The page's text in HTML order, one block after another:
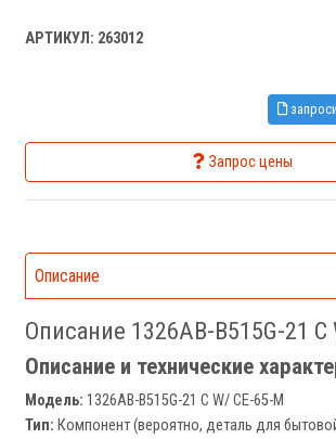
АРТИКУЛ: 263012
Запрос цены
Описание
Описание 1326AB-B515G-21 C
Описание и технические
Модель: 1326AB-B515G-21 C W/ CE-65-M
Тип: Компонент (вероятно, деталь для